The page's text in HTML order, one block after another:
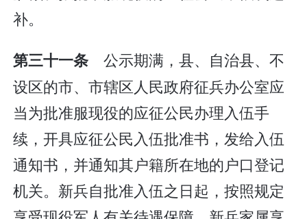
补。
第三十一条 公示期满，县、自治县、不
设区的市、市辖区人民政府征兵办公室应
当为批准服现役的应征公民办理入伍手
续，开具应征公民入伍批准书，发给入伍
通知书，并通知其户籍所在地的户口登记
机关。新兵自批准入伍之日起，按照规定